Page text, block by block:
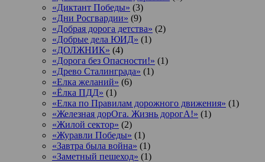
«Диктант Победы» (3)
«Дни Росгвардии» (9)
«Добрая дорога детства» (2)
«Добрые дела ЮИД» (1)
«ДОЛЖНИК» (4)
«Дорога без Опасности!» (1)
«Древо Сталинграда» (1)
«Елка желаний» (6)
«Ёлка ПДД» (1)
«Елка по Правилам дорожного движения» (1)
«Железная дорОга. Жизнь дорогА!» (1)
«Жилой сектор» (2)
«Журавли Победы» (1)
«Завтра была война» (1)
«Заметный пешеход» (1)